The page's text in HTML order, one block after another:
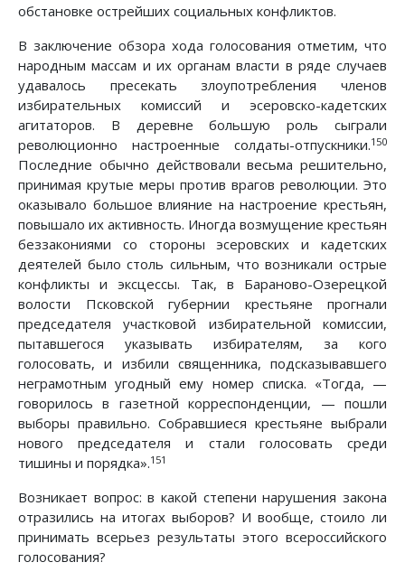
обстановке острейших социальных конфликтов.
В заключение обзора хода голосования отметим, что
народным массам и их органам власти в ряде случаев
удавалось пресекать злоупотребления членов
избирательных комиссий и эсеровско-кадетских
агитаторов. В деревне большую роль сыграли
революционно настроенные солдаты-отпускники.150
Последние обычно действовали весьма решительно,
принимая крутые меры против врагов революции. Это
оказывало большое влияние на настроение крестьян,
повышало их активность. Иногда возмущение крестьян
беззакониями со стороны эсеровских и кадетских
деятелей было столь сильным, что возникали острые
конфликты и эксцессы. Так, в Бараново-Озерецкой
волости Псковской губернии крестьяне прогнали
председателя участковой избирательной комиссии,
пытавшегося указывать избирателям, за кого
голосовать, и избили священника, подсказывавшего
неграмотным угодный ему номер списка. «Тогда, —
говорилось в газетной корреспонденции, — пошли
выборы правильно. Собравшиеся крестьяне выбрали
нового председателя и стали голосовать среди
тишины и порядка».151
Возникает вопрос: в какой степени нарушения закона
отразились на итогах выборов? И вообще, стоило ли
принимать всерьез результаты этого всероссийского
голосования?